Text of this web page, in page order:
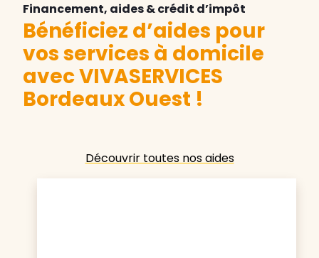
Financement, aides & crédit d’impôt
Bénéficiez d’aides pour
vos services à domicile
avec VIVASERVICES
Bordeaux Ouest !
Découvrir toutes nos aides